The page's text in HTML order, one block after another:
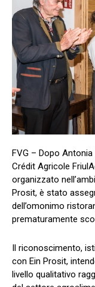
FVG – Dopo
Crédit Agricole
organizzato
Prosit, è stato
dell’omonimo
prematuramente
Il riconoscimento,
con Ein Prosit,
livello qualitativo